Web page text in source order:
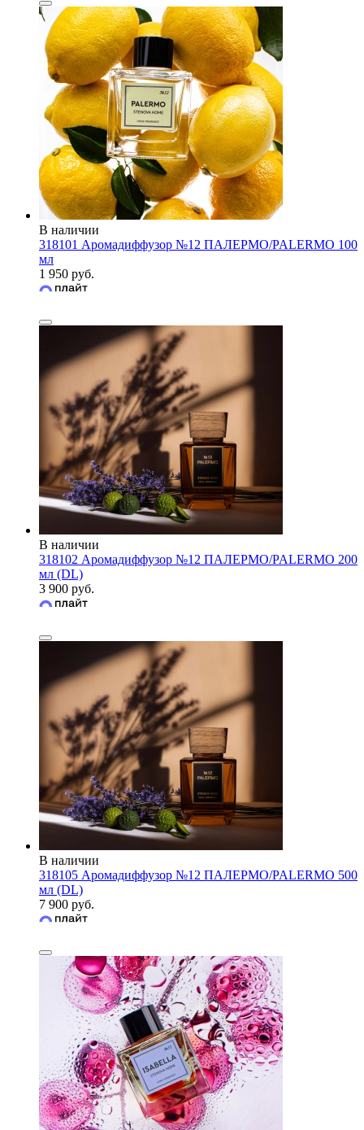
В наличии
318101 Аромадиффузор №12 ПАЛЕРМО/PALERMO 100
мл
1 950 руб.
В наличии
318102 Аромадиффузор №12 ПАЛЕРМО/PALERMO 200
мл (DL)
3 900 руб.
В наличии
318105 Аромадиффузор №12 ПАЛЕРМО/PALERMO 500
мл (DL)
7 900 руб.